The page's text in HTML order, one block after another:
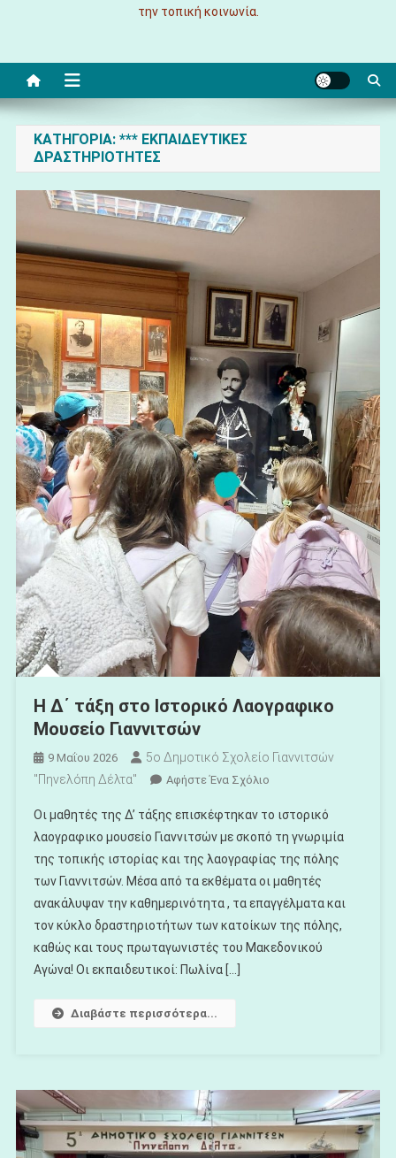
την τοπική κοινωνία.
ΚΑΤΗΓΟΡΊΑ: *** ΕΚΠΑΙΔΕΥΤΙΚΕΣ
ΔΡΑΣΤΗΡΙΟΤΗΤΕΣ
Η Δ΄ τάξη στο Ιστορικό Λαογραφικο
Μουσείο Γιαννιτσών
9 Μαΐου 2026
5ο Δημοτικό Σχολείο Γιαννιτσών
"Πηνελόπη Δέλτα"
Αφήστε Ένα ΣχόλιοΓια
Η
Δ΄
Τάξη
Στο
Ιστορικό
Λαογραφικο
Μουσείο
Οι μαθητές της Δ’ τάξης επισκέφτηκαν το ιστορικό
λαογραφικο μουσείο Γιαννιτσών με σκοπό τη γνωριμία
της τοπικής ιστορίας και της λαογραφίας της πόλης
των Γιαννιτσών. Μέσα από τα εκθέματα οι μαθητές
ανακάλυψαν την καθημερινότητα , τα επαγγέλματα και
τον κύκλο δραστηριοτήτων των κατοίκων της πόλης,
καθώς και τους πρωταγωνιστές του Μακεδονικού
Αγώνα! Οι εκπαιδευτικοί: Πωλίνα […]
Διαβάστε περισσότερα...